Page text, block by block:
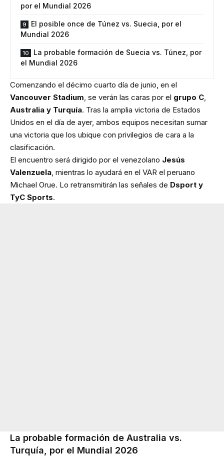
por el Mundial 2026
El posible once de Túnez vs. Suecia, por el
Mundial 2026
La probable formación de Suecia vs. Túnez, por
el Mundial 2026
Comenzando el décimo cuarto día de junio, en el
Vancouver Stadium , se verán las caras por el grupo C
Australia y Turquía. Tras la amplia victoria de Estados
Unidos en el día de ayer, ambos equipos necesitan sumar
una victoria que los ubique con privilegios de cara a la
clasificación.
El encuentro será dirigido por el venezolano Jesús
Valenzuela , mientras lo ayudará en el VAR el peruano
Michael Orue. Lo retransmitirán las señales de Dsport y
TyC Sports.
La probable formación de Australia vs.
Turquía, por el Mundial 2026